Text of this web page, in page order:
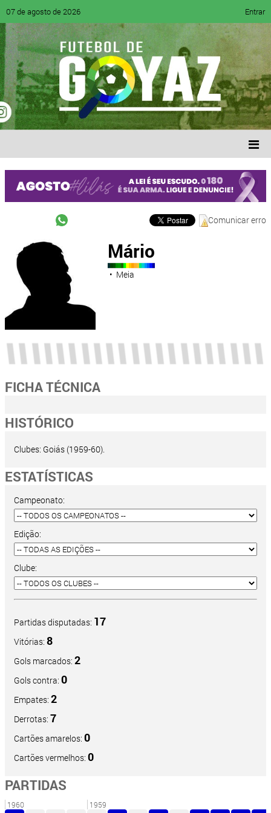
07 de agosto de 2026 Entrar
Comunicar erro
Mário
• Meia
FICHA TÉCNICA
HISTÓRICO
Clubes: Goiás (1959-60).
ESTATÍSTICAS
Campeonato:
Edição:
Clube:
Partidas disputadas: 17
Vitórias: 8
Gols marcados: 2
Gols contra: 0
Empates: 2
Derrotas: 7
Cartões amarelos: 0
Cartões vermelhos: 0
PARTIDAS
1960 1959